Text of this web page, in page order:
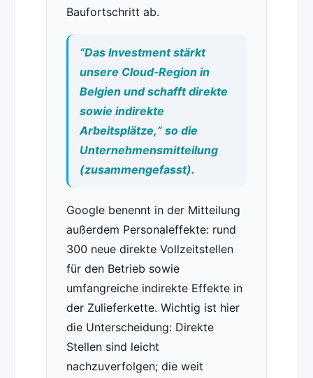
Baufortschritt ab.
“Das Investment stärkt
unsere Cloud‑Region in
Belgien und schafft direkte
sowie indirekte
Arbeitsplätze,” so die
Unternehmensmitteilung
(zusammengefasst).
Google benennt in der Mitteilung
außerdem Personaleffekte: rund
300 neue direkte Vollzeitstellen
für den Betrieb sowie
umfangreiche indirekte Effekte in
der Zulieferkette. Wichtig ist hier
die Unterscheidung: Direkte
Stellen sind leicht
nachzuverfolgen; die weit